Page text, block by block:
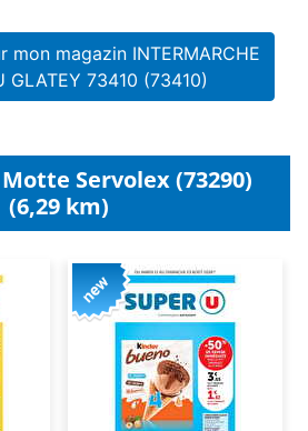
mon magazin INTERMARCHE
GLATEY 73410 (73410)
Servolex (73290)
(6,29 km)